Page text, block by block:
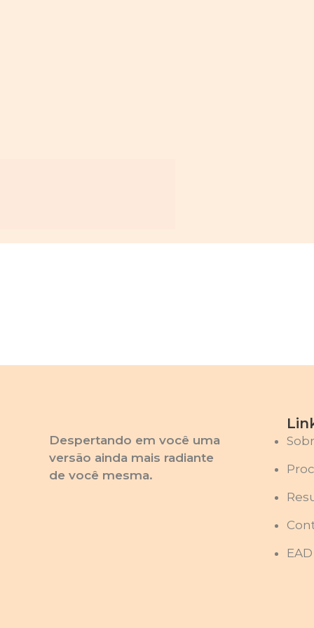
Despertando em você uma
versão ainda mais radiante
de você mesma.
EAD